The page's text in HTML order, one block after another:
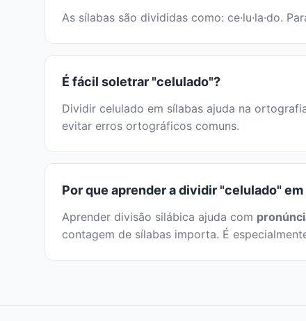
As sílabas são divididas como: ce·lu·la·do.
É fácil soletrar "celulado"?
Dividir celulado em sílabas ajuda na
evitar erros ortográficos comuns.
Por que aprender a dividir "celulado"
Aprender divisão silábica ajuda com
contagem de sílabas importa. É